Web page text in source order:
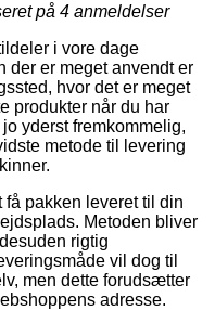
på 4 anmeldelser
i vore dage
der er meget anvendt er
hvor det er meget
produkter når du har
yderst fremkommelig,
metode til levering
pakken leveret til din
Metoden bliver
rigtig
vil dog til
men dette forudsætter
adresse.